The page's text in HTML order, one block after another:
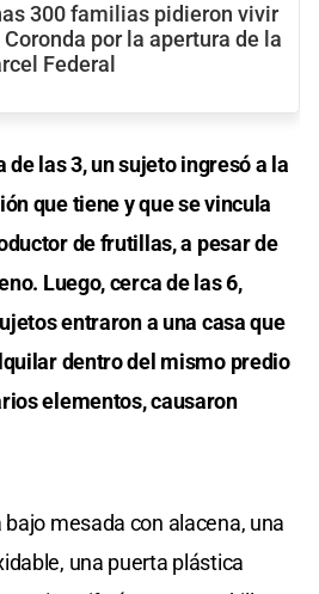
300 familias pidieron vivir
Coronda por la apertura de la
Federal
de las 3, un sujeto ingresó a la
que tiene y que se vincula
de frutillas, a pesar de
Luego, cerca de las 6,
entraron a una casa que
dentro del mismo predio
elementos, causaron
mesada con alacena, una
una puerta plástica